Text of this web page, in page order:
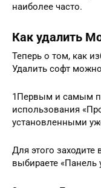
наиболее часто.
Как удалить
Теперь о том, как
Удалить софт
1Первым и самым
использования
установленными
Для этого
выбираете «Панель